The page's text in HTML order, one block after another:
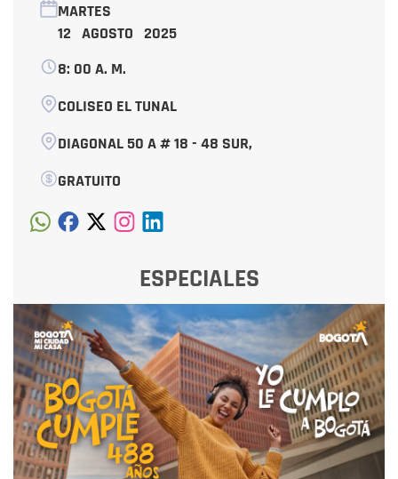
MARTES
12 AGOSTO 2025
8: 00 A. M.
COLISEO EL TUNAL
DIAGONAL 50 A # 18 - 48 SUR,
GRATUITO
ESPECIALES